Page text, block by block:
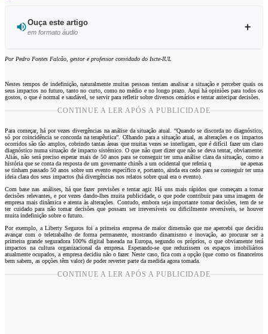
Ouça este artigo
em formato áudio
Ouvir este artigo
Por Pedro Fontes Falcão, gestor e professor convidado do Iscte-IUL
Nestes tempos de indefinição, naturalmente muitas pessoas tentam analisar a situação e perceber quais os
seus impactos no futuro, tanto no curto, como no médio e no longo prazo. Aqui há opiniões para todos os
gostos, o que é normal e saudável, se servir para refletir sobre diversos cenários e tentar antecipar decisões.
CONTINUE A LER APÓS A PUBLICIDADE
Para começar, há por vezes divergências na análise da situação atual. “Quando se discorda no diagnóstico,
só por coincidência se concorda na terapêutica”. Olhando para a situação atual, as alterações e os impactos
ocorridos são tão amplos, cobrindo tantas áreas que muitas vezes se interligam, que é difícil fazer um claro
diagnóstico numa situação de impacto sistémico. O que não quer dizer que não se deva tentar, obviamente.
Aliás, não será preciso esperar mais de 50 anos para se conseguir ter uma análise clara da situação, como a
história que se conta da resposta de um governante chinês a um ocidental que referia q ue apenas
se tinham passado 50 anos sobre um evento específico e, portanto, ainda era cedo para se conseguir ter uma
ideia clara dos seus impactos (há divergências nos relatos sobre qual era o evento).
Com base nas análises, há que fazer previsões e tentar agir. Há uns mais rápidos que começam a tomar
decisões relevantes, e por vezes dando-lhes muita publicidade, o que pode contribuir para uma imagem de
empresa mais dinâmica e atenta às alterações. Contudo, embora seja importante tomar decisões, tem de se
ter cuidado para não tomar decisões que possam ser irreversíveis ou dificilmente reversíveis, se houver
muita indefinição sobre o futuro.
Por exemplo, a Liberty Seguros foi a primeira empresa de maior dimensão que me apercebi que decidiu
avançar com o teletrabalho de forma permanente, mostrando dinamismo e inovação, ao procurar ser a
primeira grande seguradora 100% digital baseada na Europa, segundo os próprios, o que obviamente terá
impactos na cultura organizacional da empresa. Esperando-se que reduzissem os espaços imobiliários
atualmente ocupados, a empresa decidiu não o fazer. Neste caso, fica com a opção (que como os financeiros
bem sabem, as opções têm valor) de poder reverter parte da medida agora tomada.
CONTINUE A LER APÓS A PUBLICIDADE